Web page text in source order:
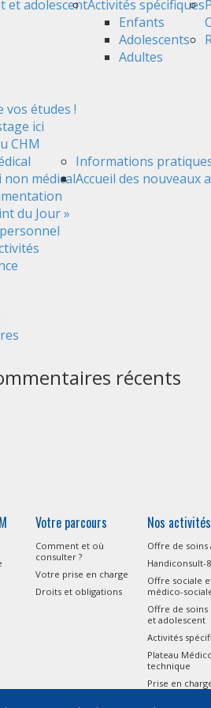
et adolescentActivités spécifiques
Enfants
Adolescents
Adultes
vos études !
ici
CHM
non médical
Informations
Accueil des nouveaux
du Jour »
récents
Votre parcours
Comment et où
consulter ?
Votre prise en charge
Droits et obligations
Nos activités
Offre de soins
Handiconsult-
Offre sociale
médico-
Offre de soins
et adolescent
Activités
Plateau
technique
Prise en